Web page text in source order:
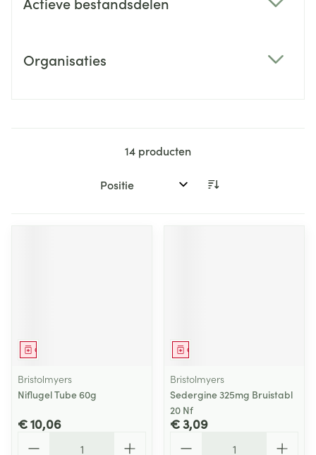
Organisaties
14 producten
Sorteer op:
Geneesmiddel
Bristolmyers
Niflugel Tube 60g
€ 10,06
Geneesmiddel
Bristolmyers
Sedergine 325mg Bruistabl
20 Nf
€ 3,09